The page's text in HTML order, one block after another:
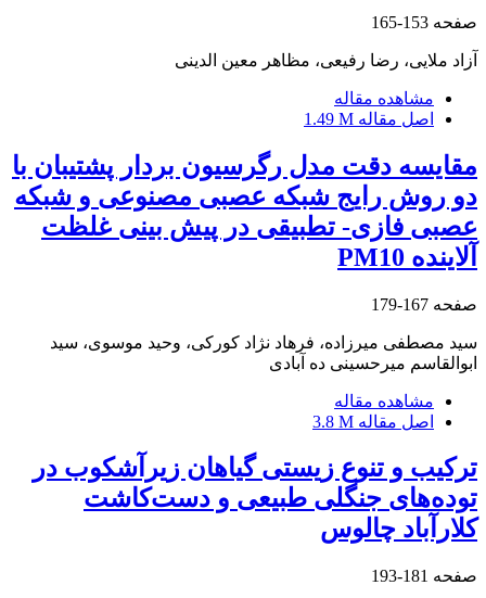
صفحه 153-165
آزاد ملایی، رضا رفیعی، مظاهر معین الدینی
مشاهده مقاله
اصل مقاله 1.49 M
مقایسه دقت مدل رگرسیون بردار پشتیبان با
دو روش رایج شبکه‌ عصبی مصنوعی و شبکه
عصبی فازی- تطبیقی در پیش بینی غلظت
آلاینده PM10
صفحه 167-179
سید مصطفی میرزاده، فرهاد نژاد کورکی، وحید موسوی، سید
ابوالقاسم میرحسینی ده آبادی
مشاهده مقاله
اصل مقاله 3.8 M
ترکیب و تنوع زیستی گیاهان زیرآشکوب در
توده‌های جنگلی طبیعی و دست‌کاشت
کلارآباد چالوس
صفحه 181-193